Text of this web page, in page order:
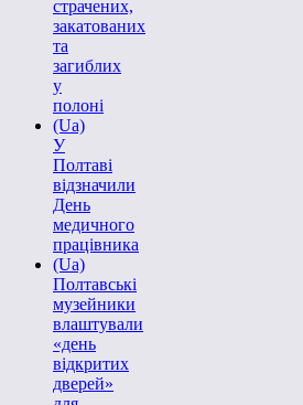
страчених,
закатованих
та
загиблих
у
полоні
(Ua)
У
Полтаві
відзначили
День
медичного
працівника
(Ua)
Полтавські
музейники
влаштували
«день
відкритих
дверей»